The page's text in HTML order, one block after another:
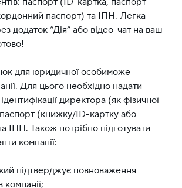
паспорт) та ІПН. Легка
додаток “Дія” або відео-чат на ваш
для юридичної особиможе
Для цього необхідно надати
директора (як фізичної
(книжку/ID-картку або
ІПН. Також потрібно підготувати
компанії:
підтверджує повноваження